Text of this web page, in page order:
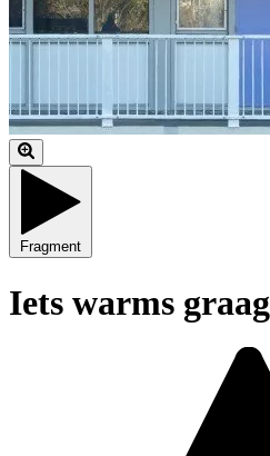
Fragment
Iets warms graag